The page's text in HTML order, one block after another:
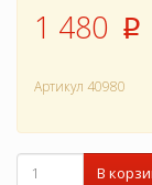
1 480 p
Артикул 40980
В